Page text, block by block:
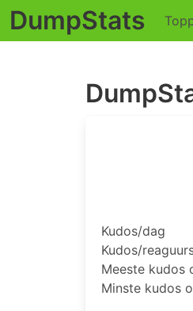
DumpStats
Kudos/dag
Kudos/
Meeste kudos
Minste kudos